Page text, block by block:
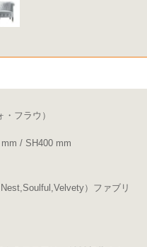
フラウ）
/ SH400 mm
）ファブリ